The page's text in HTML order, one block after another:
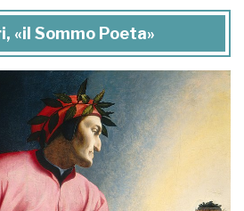
«il Sommo Poeta»